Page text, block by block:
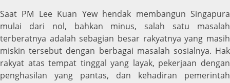
Saat PM Lee Kuan Yew hendak membangun Singapura
mulai dari nol, bahkan minus, salah satu masalah
terberatnya adalah sebagian besar rakyatnya yang masih
miskin tersebut dengan berbagai masalah sosialnya. Hak
rakyat atas tempat tinggal yang layak, pekerjaan dengan
penghasilan yang pantas, dan kehadiran pemerintah